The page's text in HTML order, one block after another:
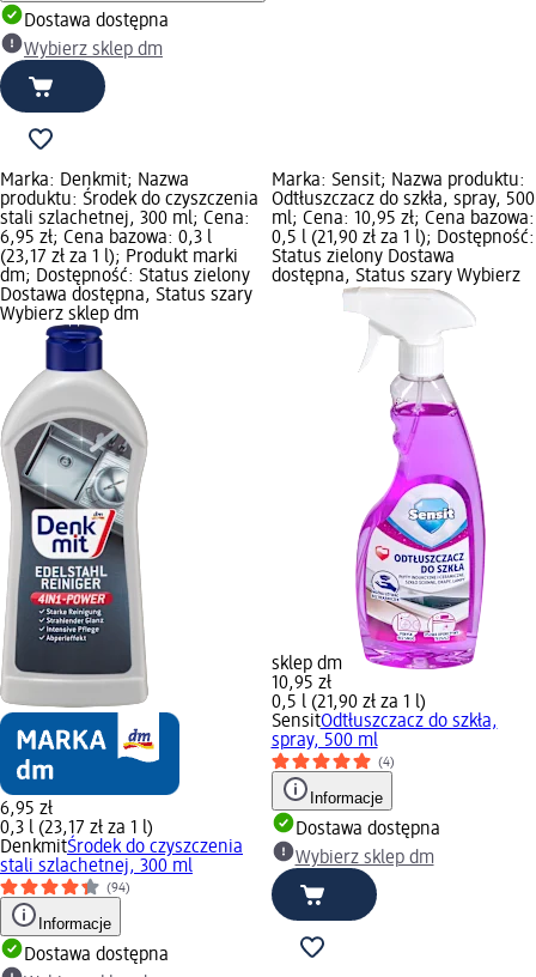
Dostawa dostępna
Wybierz sklep dm
Marka: Denkmit; Nazwa
produktu: Środek do czyszczenia
stali szlachetnej, 300 ml; Cena:
6,95 zł; Cena bazowa: 0,3 l
(23,17 zł za 1 l); Produkt marki
dm; Dostępność: Status zielony
Dostawa dostępna, Status szary
Wybierz sklep dm
6,95 zł
0,3 l (23,17 zł za 1 l)
DenkmitŚrodek do czyszczenia
stali szlachetnej, 300 ml
(94)
Informacje
Dostawa dostępna
Marka: Sensit; Nazwa produktu:
Odtłuszczacz do szkła, spray, 500
ml; Cena: 10,95 zł; Cena bazowa:
0,5 l (21,90 zł za 1 l); Dostępność:
Status zielony Dostawa
dostępna, Status szary Wybierz
sklep dm
10,95 zł
0,5 l (21,90 zł za 1 l)
SensitOdtłuszczacz do szkła,
spray, 500 ml
(4)
Informacje
Dostawa dostępna
Wybierz sklep dm